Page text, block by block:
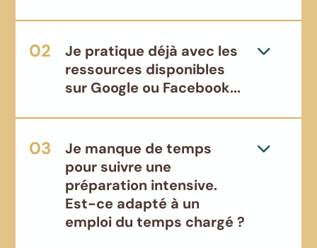
Je pratique déjà avec les
ressources disponibles
sur Google ou Facebook...
Je manque de temps
pour suivre une
préparation intensive.
Est-ce adapté à un
emploi du temps chargé ?